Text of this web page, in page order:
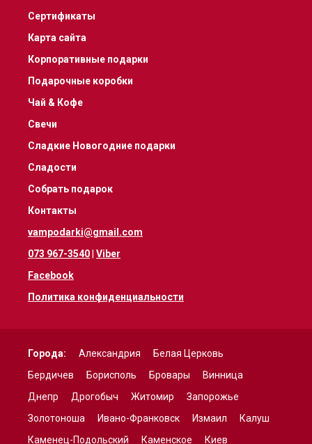
Сертификаты
Карта сайта
Корпоративные подарки
Подарочные коробки
Чай & Кофе
Свечи
Сладкие Новогодние подарки
Сладости
Собрать подарок
Контакты
vampodarki@gmail.com
073 967-3540 Viber
Facebook
Политика конфиденциальности
Города: Александрия
Белая Церковь
Бердичев
Борисполь Бровары
Винница
Днепр
Дрогобыч Житомир
Запорожье
Золотоноша
Ивано-Франковск Измаил
Калуш
Каменец-Подольский
Каменское Киев